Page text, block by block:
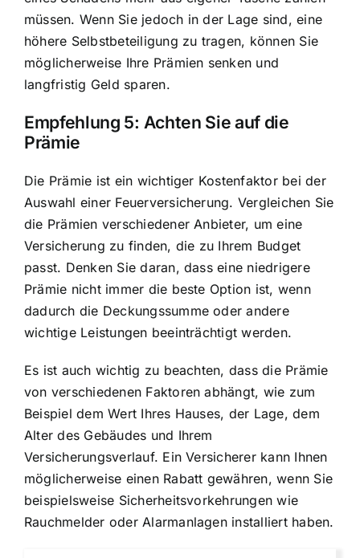
müssen. Wenn Sie jedoch in der Lage sind, eine
höhere Selbstbeteiligung zu tragen, können Sie
möglicherweise Ihre Prämien senken und
langfristig Geld sparen.
Empfehlung 5: Achten Sie auf die
Prämie
Die Prämie ist ein wichtiger Kostenfaktor bei der
Auswahl einer Feuerversicherung. Vergleichen Sie
die Prämien verschiedener Anbieter, um eine
Versicherung zu finden, die zu Ihrem Budget
passt. Denken Sie daran, dass eine niedrigere
Prämie nicht immer die beste Option ist, wenn
dadurch die Deckungssumme oder andere
wichtige Leistungen beeinträchtigt werden.
Es ist auch wichtig zu beachten, dass die Prämie
von verschiedenen Faktoren abhängt, wie zum
Beispiel dem Wert Ihres Hauses, der Lage, dem
Alter des Gebäudes und Ihrem
Versicherungsverlauf. Ein Versicherer kann Ihnen
möglicherweise einen Rabatt gewähren, wenn Sie
beispielsweise Sicherheitsvorkehrungen wie
Rauchmelder oder Alarmanlagen installiert haben.